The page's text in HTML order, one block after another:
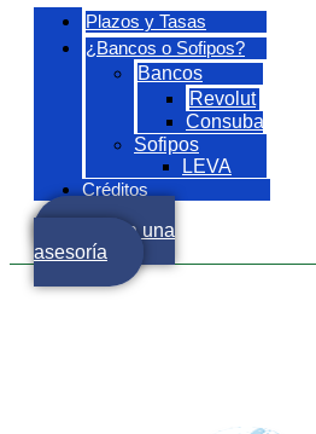
Plazos y Tasas
¿Bancos o Sofipos?
Bancos
Revolut
Consubanco
Sofipos
LEVA
Créditos
Agenda una
asesoría